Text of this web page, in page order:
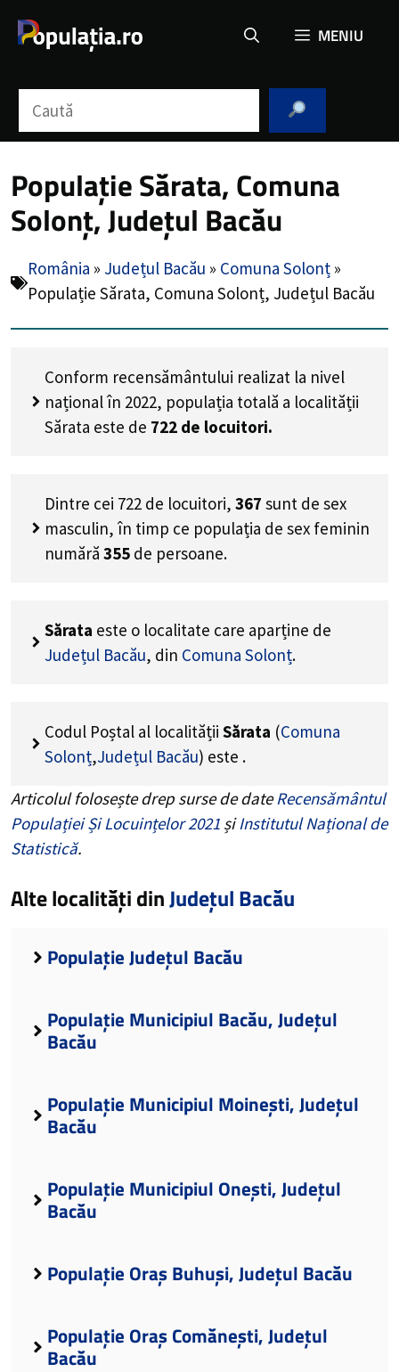
MENIU
Populație Sărata, Comuna
Solonț, Județul Bacău
România » Județul Bacău » Comuna Solonț »
Populație Sărata, Comuna Solonț, Județul Bacău
Conform recensământului realizat la nivel
național în 2022, populația totală a localității
Sărata este de 722 de locuitori.
Dintre cei 722 de locuitori, 367 sunt de sex
masculin, în timp ce populația de sex feminin
numără 355 de persoane.
Sărata este o localitate care aparține de
Județul Bacău, din Comuna Solonț.
Codul Poștal al localității Sărata (Comuna
Solonț,Județul Bacău) este .
Articolul folosește drep surse de dateRecensământul
Populației Și Locuințelor 2021 șiInstitutul Național de
Statistică.
Alte localități dinJudețul Bacău
Populație Județul Bacău
Populație Municipiul Bacău, Județul
Bacău
Populație Municipiul Moinești, Județul
Bacău
Populație Municipiul Onești, Județul
Bacău
Populație Oraș Buhuși, Județul Bacău
Populație Oraș Comănești, Județul
Bacău